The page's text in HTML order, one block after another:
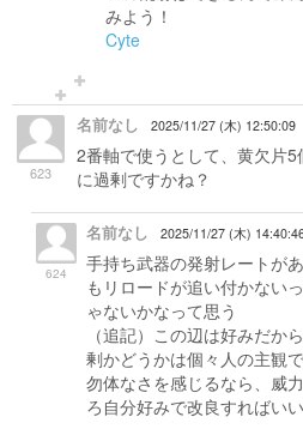
みよう！
Cyte
623
名前なし 2025/11/27 (木) 12:50:09
2番軸で使うとして、黄欠片
に過剰ですかね？
624
名前なし 2025/11/27 (木)
手持ち武器の発射レートが
もリロードが追い付かない
ゃないかなって思う
（追記）この辺は好みだ
剰かどうかは個々人の主観
勿体なさを感じるなら、威
ろ自分好みで改良すればいい